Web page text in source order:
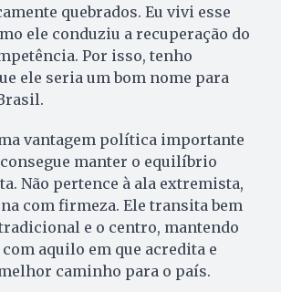
quebrados. Eu vivi esse
ele conduziu a recuperação do
Por isso, tenho
ele seria um bom nome para
vantagem política importante
consegue manter o equilíbrio
Não pertence à ala extremista,
com firmeza. Ele transita bem
e o centro, mantendo
aquilo em que acredita e
caminho para o país.